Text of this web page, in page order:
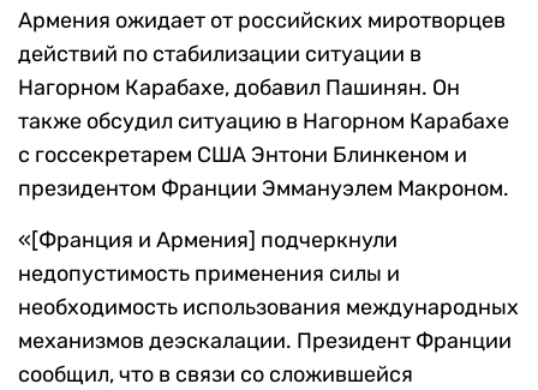
Армения ожидает от российских миротворцев
действий по стабилизации ситуации в
Нагорном Карабахе, добавил Пашинян. Он
также обсудил ситуацию в Нагорном Карабахе
с госсекретарем США Энтони Блинкеном и
президентом Франции Эммануэлем Макроном.
«[Франция и Армения] подчеркнули
недопустимость применения силы и
необходимость использования международных
механизмов деэскалации. Президент Франции
сообщил, что в связи со сложившейся